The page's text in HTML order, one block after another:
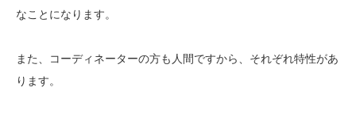
なことになります。
また、コーディネーターの方も人間ですから、それぞれ特性があ
ります。